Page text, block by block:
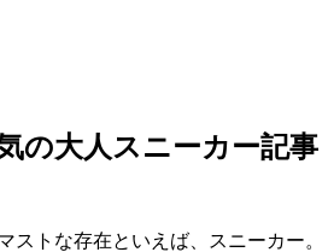
の大人スニーカー記事
ストな存在といえば、スニーカー。